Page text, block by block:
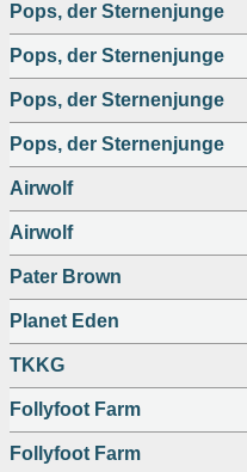
Pops, der Sternenjunge
Pops, der Sternenjunge
Pops, der Sternenjunge
Pops, der Sternenjunge
Airwolf
Airwolf
Pater Brown
Planet Eden
TKKG
Follyfoot Farm
Follyfoot Farm